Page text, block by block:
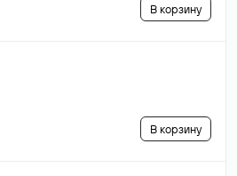
В корзину
В корзину